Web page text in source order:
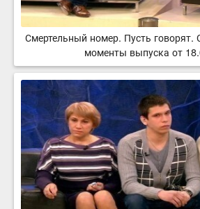
Смертельный номер. Пусть
моменты выпуска от